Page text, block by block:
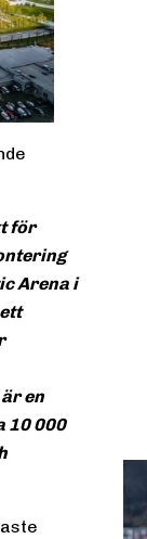
för
Arena i
en
10 000